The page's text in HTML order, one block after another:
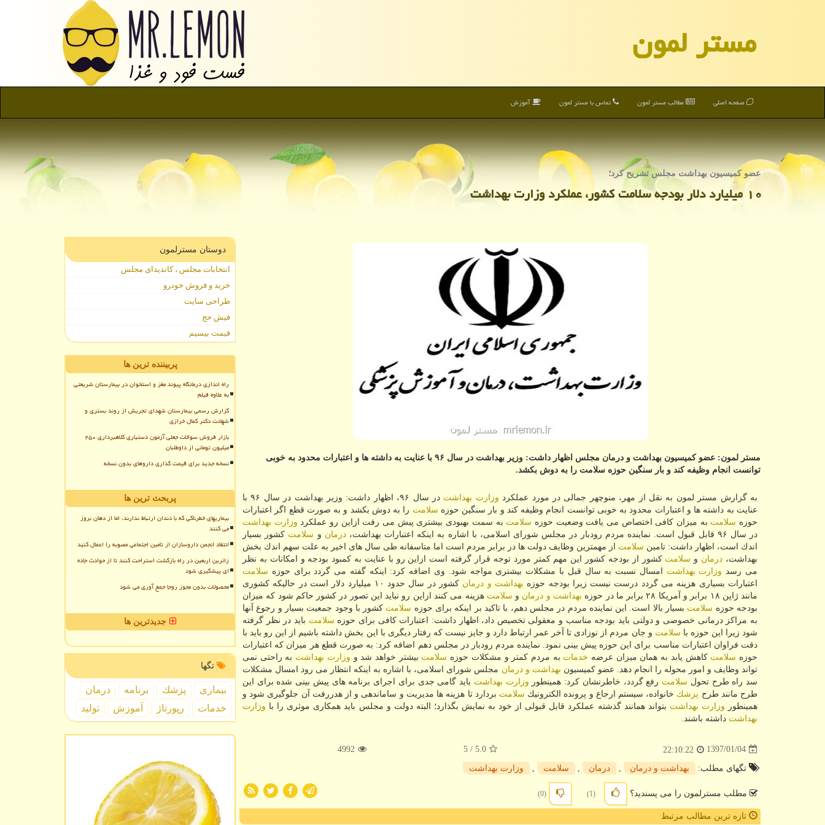
مستر لمون
صفحه اصلی مطالب مستر لمون تماس با مستر لمون آموزش
عضو كمیسیون بهداشت مجلس تشریح كرد؛
۱۰ میلیارد دلار بودجه سلامت كشور، عملكرد وزارت بهداشت
مستر لمون: عضو كمیسیون بهداشت و درمان مجلس اظهار داشت: وزیر بهداشت در سال ۹۶ با عنایت به داشته ها و اعتبارات محدود به خوبی
توانست انجام وظیفه كند و بار سنگین حوزه سلامت را به دوش بكشد.
به گزارش مستر لمون به نقل از مهر، منوچهر جمالی در مورد عملكرد وزارت بهداشت
در سال ۹۶، اظهار داشت: وزیر بهداشت در سال ۹۶ با
عنایت به داشته ها و اعتبارات محدود به خوبی توانست انجام وظیفه كند و بار سنگین حوزه سلامت را به دوش بكشد و به صورت قطع اگر اعتبارات
حوزه سلامت به میزان كافی اختصاص می یافت وضعیت حوزه سلامت به سمت بهبودی بیشتری پیش می رفت ازاین رو عملكرد وزارت بهداشت
در سال ۹۶ قابل قبول است. نماینده مردم رودبار در مجلس شورای اسلامی، با اشاره به اینكه اعتبارات بهداشت،
درمان و سلامت كشور بسیار
اندك است، اظهار داشت: تامین سلامت از مهمترین وظایف دولت ها در برابر مردم است اما متاسفانه طی سال های اخیر به علت سهم اندك بخش
بهداشت، درمان و سلامت كشور از بودجه كشور این مهم كمتر مورد توجه قرار گرفته است ازاین رو با عنایت به كمبود بودجه و امكانات به نظر
می رسد وزارت بهداشت امسال نسبت به سال قبل با مشكلات بیشتری مواجه شود. وی اضافه كرد: اینكه گفته می گردد برای حوزه سلامت
اعتبارات بسیاری هزینه می گردد درست نیست زیرا بودجه حوزه بهداشت و درمان
كشور در سال حدود ۱۰ میلیارد دلار است در حالیكه كشوری
مانند ژاپن ۱۸ برابر و آمریكا ۲۸ برابر ما در حوزه
بهداشت و درمان و سلامت هزینه می كنند ازاین رو نباید این تصور در كشور حاكم شود كه میزان
بودجه حوزه سلامت بسیار بالا است. این نماینده مردم در مجلس دهم، با تاكید بر اینكه برای حوزه سلامت كشور با وجود جمعیت بسیار و رجوع آنها
به مراكز درمانی خصوصی و دولتی باید بودجه مناسب و معقولی تخصیص داد، اظهار داشت: اعتبارات كافی برای حوزه سلامت باید در نظر گرفته
شود زیرا این حوزه با سلامت و جان مردم از نوزادی تا آخر عمر ارتباط دارد و جایز نیست كه رفتار دیگری با این بخش داشته باشیم از این رو باید با
دقت فراوان اعتبارات مناسب برای این حوزه پیش بینی نمود. نماینده مردم رودبار در مجلس دهم اضافه كرد: به صورت قطع هر میزان كه اعتبارات
حوزه سلامت كاهش یابد به همان میزان عرضه خدمات به مردم كمتر و مشكلات حوزه سلامت بیشتر خواهد شد و وزارت بهداشت به راحتی نمی
تواند وظایف و امور محوله را انجام دهد. عضو كمیسیون بهداشت و درمان مجلس شورای اسلامی، با اشاره به اینكه انتظار می رود امسال مشكلات
سد راه طرح تحول سلامت رفع گردد، خاطرنشان كرد: همینطور وزارت بهداشت باید گامی جدی برای اجرای برنامه های پیش بینی شده برای این
طرح مانند طرح پزشك خانواده، سیستم ارجاع و پرونده الكترونیك سلامت بردارد تا هزینه ها مدیریت و ساماندهی و از هدررفت آن جلوگیری شود و
همینطور وزارت بهداشت بتواند همانند گذشته عملكرد قابل قبولی از خود به نمایش بگذارد؛ البته دولت و مجلس باید همكاری موثری را با وزارت
بهداشت داشته باشند.
1397/01/04
22:10:22
5.0
/ 5
4992
تگهای مطلب: بهداشت و درمان درمان سلامت وزارت بهداشت
مطلب مسترلمون را می پسندید؟ (1)
(0)
تازه ترین مطالب مرتبط
دوستان مسترلمون
انتخابات مجلس ، کاندیدای مجلس
خرید و فروش خودرو
طراحی سایت
فیش حج
قیمت بیسیم
پربیننده ترین ها
راه اندازی درمانگاه پیوند مغز و استخوان در بیمارستان شریعتی
به علاوه فیلم
گزارش رسمی بیمارستان شهدای تجریش از روند بستری و
شهادت دکتر کمال خرازی
بازار فروش سوالات جعلی آزمون دستیاری کلاهبرداری ۲۵۰
میلیون تومانی از داوطلبان
نسخه جدید برای قیمت گذاری داروهای بدون نسخه
پربحث ترین ها
بیماریهای خطرناکی که با دندان ارتباط ندارند، اما از دهان بروز
می کنند
انتقاد انجمن داروسازان از تأمین اجتماعی مصوبه را اعمال کنید
زائرین اربعین در راه بازگشت استراحت کنند تا از حوادث جاده
ای پیشگیری شود
محصولات بدون مجوز روجا جمع آوری می شود
جدیدترین ها
تگها
بیماری پزشك برنامه
درمان
خدمات
رپورتاژ آموزش تولید